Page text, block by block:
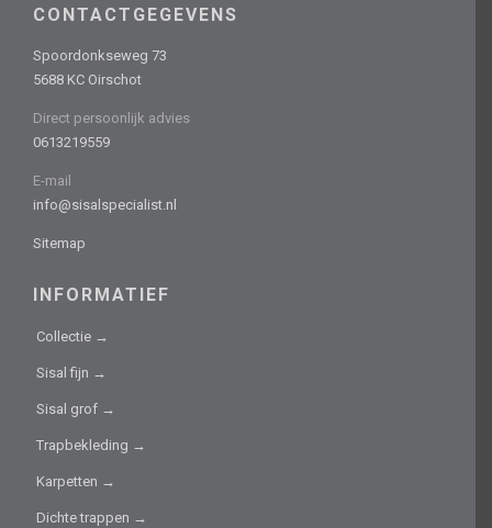
CONTACTGEGEVENS
Spoordonkseweg 73
5688 KC Oirschot
Direct persoonlijk advies
0613219559
E-mail
info@sisalspecialist.nl
Sitemap
INFORMATIEF
Collectie →
Sisal fijn →
Sisal grof →
Trapbekleding →
Karpetten →
Dichte trappen →